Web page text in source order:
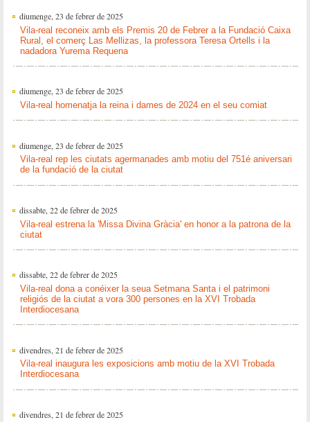
diumenge, 23 de febrer de 2025
Vila-real reconeix amb els Premis 20 de Febrer a la Fundació Caixa
Rural, el comerç Las Mellizas, la professora Teresa Ortells i la
nadadora Yurema Requena
diumenge, 23 de febrer de 2025
Vila-real homenatja la reina i dames de 2024 en el seu comiat
diumenge, 23 de febrer de 2025
Vila-real rep les ciutats agermanades amb motiu del 751é aniversari
de la fundació de la ciutat
dissabte, 22 de febrer de 2025
Vila-real estrena la 'Missa Divina Gràcia' en honor a la patrona de la
ciutat
dissabte, 22 de febrer de 2025
Vila-real dona a conéixer la seua Setmana Santa i el patrimoni
religiós de la ciutat a vora 300 persones en la XVI Trobada
Interdiocesana
divendres, 21 de febrer de 2025
Vila-real inaugura les exposicions amb motiu de la XVI Trobada
Interdiocesana
divendres, 21 de febrer de 2025